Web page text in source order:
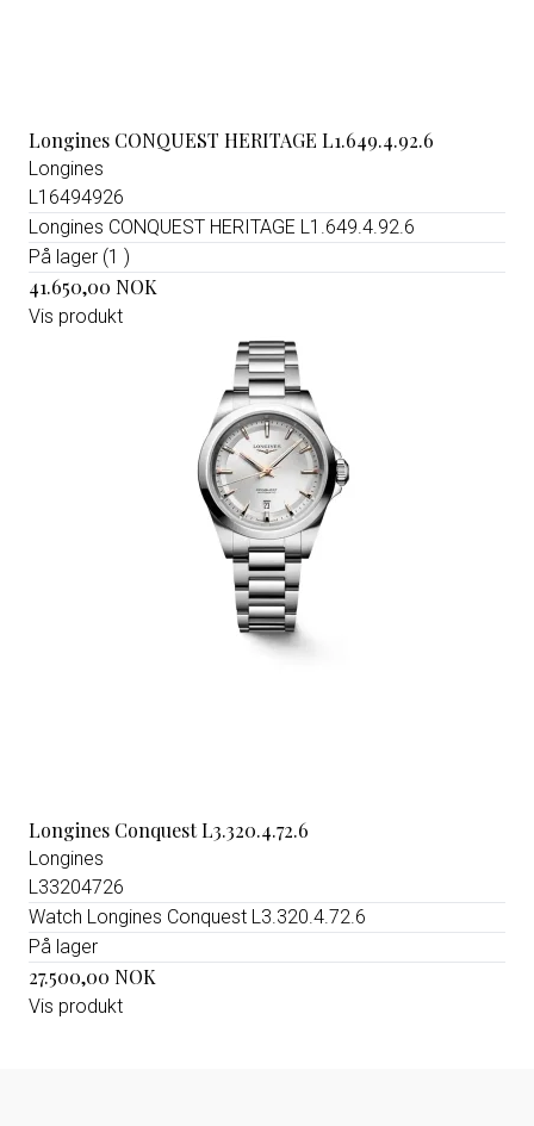
Longines CONQUEST HERITAGE L1.649.4.92.6
Longines
L16494926
Longines CONQUEST HERITAGE L1.649.4.92.6
På lager (1 )
41.650,00 NOK
Vis produkt
Longines Conquest L3.320.4.72.6
Longines
L33204726
Watch Longines Conquest L3.320.4.72.6
På lager
27.500,00 NOK
Vis produkt